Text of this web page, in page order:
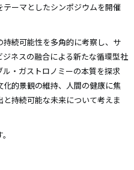
ーマとしたシンポジウムを開催
続可能性を多角的に考察し、サ
ネスの融合による新たな循環型社
・ガストロノミーの本質を探求
的景観の維持、人間の健康に焦
持続可能な未来について考えま